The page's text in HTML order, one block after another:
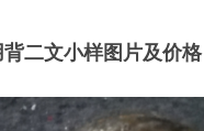
二文小样图片及价格